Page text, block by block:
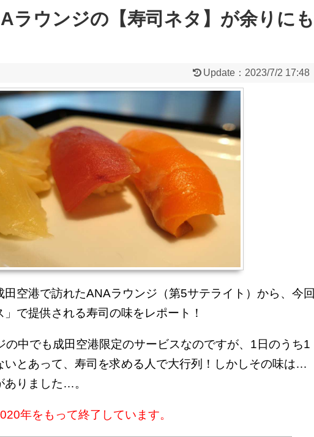
ラウンジの【寿司ネタ】が余りにも
Update： 2023/7/2 17:48
田空港で訪れたANAラウンジ（第5サテライト）から、今回
で提供される寿司の味をレポート！
の中でも成田空港限定のサービスなのですが、1日のうち1
いとあって、寿司を求める人で大行列！しかしその味は…
ありました…。
年をもって終了しています。